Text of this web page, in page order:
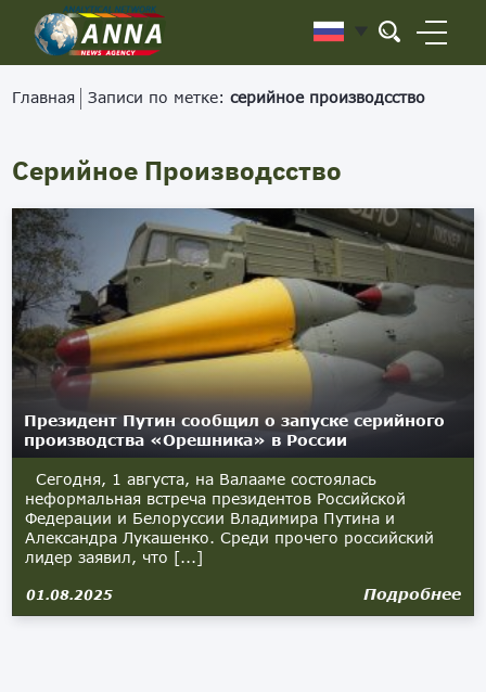
Главная Записи по метке:серийное производсство
Серийное Производсство
Президент Путин сообщил о запуске серийного
производства «Орешника» в России
Сегодня, 1 августа, на Валааме состоялась
неформальная встреча президентов Российской
Федерации и Белоруссии Владимира Путина и
Александра Лукашенко. Среди прочего российский
лидер заявил, что [...]
01.08.2025 Подробнее